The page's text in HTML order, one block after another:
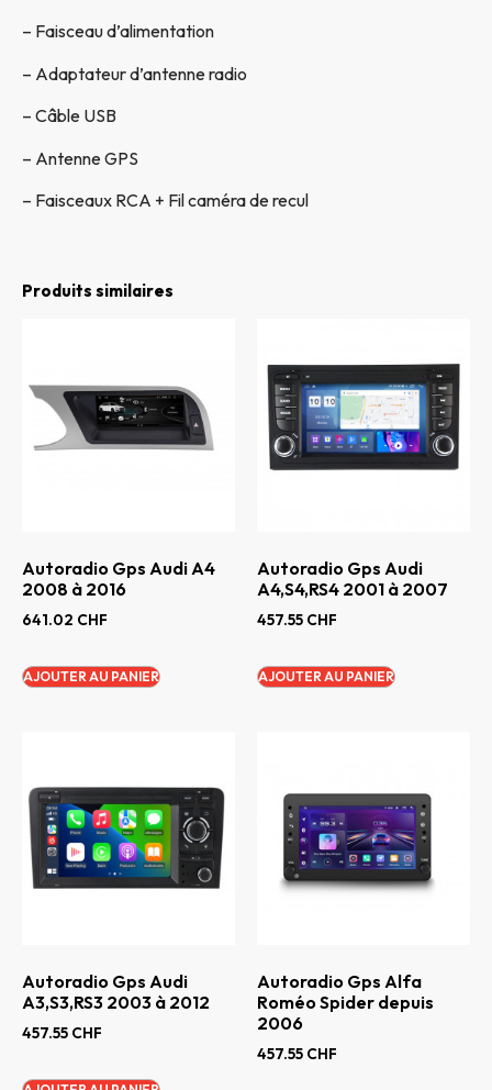
– Faisceau d’alimentation
– Adaptateur d’antenne radio
– Câble USB
– Antenne GPS
– Faisceaux RCA + Fil caméra de recul
Produits similaires
Autoradio Gps Audi A4
2008 à 2016
641.02 CHF
AJOUTER AU PANIER
Autoradio Gps Audi
A4,S4,RS4 2001 à 2007
457.55 CHF
AJOUTER AU PANIER
Autoradio Gps Audi
A3,S3,RS3 2003 à 2012
457.55 CHF
Autoradio Gps Alfa
Roméo Spider depuis
2006
457.55 CHF